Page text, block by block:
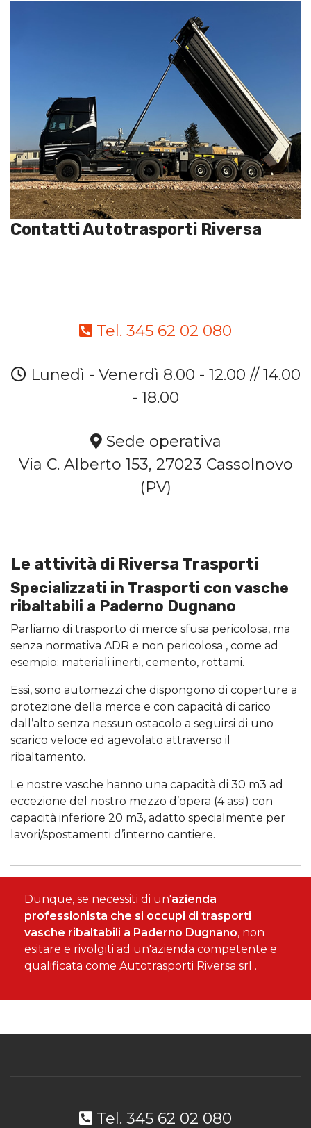
Contatti Autotrasporti Riversa
Tel. 345 62 02 080
Lunedì - Venerdì 8.00 - 12.00 // 14.00
- 18.00
Sede operativa
Via C. Alberto 153, 27023 Cassolnovo
(PV)
Le attività di Riversa Trasporti
Specializzati in Trasporti con vasche
ribaltabili a Paderno Dugnano
Parliamo di trasporto di merce sfusa pericolosa, ma
senza normativa ADR e non pericolosa , come ad
esempio: materiali inerti, cemento, rottami.
Essi, sono automezzi che dispongono di coperture a
protezione della merce e con capacità di carico
dall’alto senza nessun ostacolo a seguirsi di uno
scarico veloce ed agevolato attraverso il
ribaltamento.
Le nostre vasche hanno una capacità di 30 m3 ad
eccezione del nostro mezzo d’opera (4 assi) con
capacità inferiore 20 m3, adatto specialmente per
lavori/spostamenti d’interno cantiere.
Dunque, se necessiti di un'azienda
professionista che si occupi di trasporti
vasche ribaltabili a Paderno Dugnano, non
esitare e rivolgiti ad un'azienda competente e
qualificata come Autotrasporti Riversa srl .
Tel. 345 62 02 080